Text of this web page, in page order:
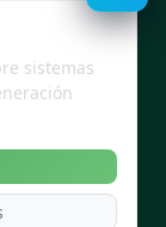
sistemas